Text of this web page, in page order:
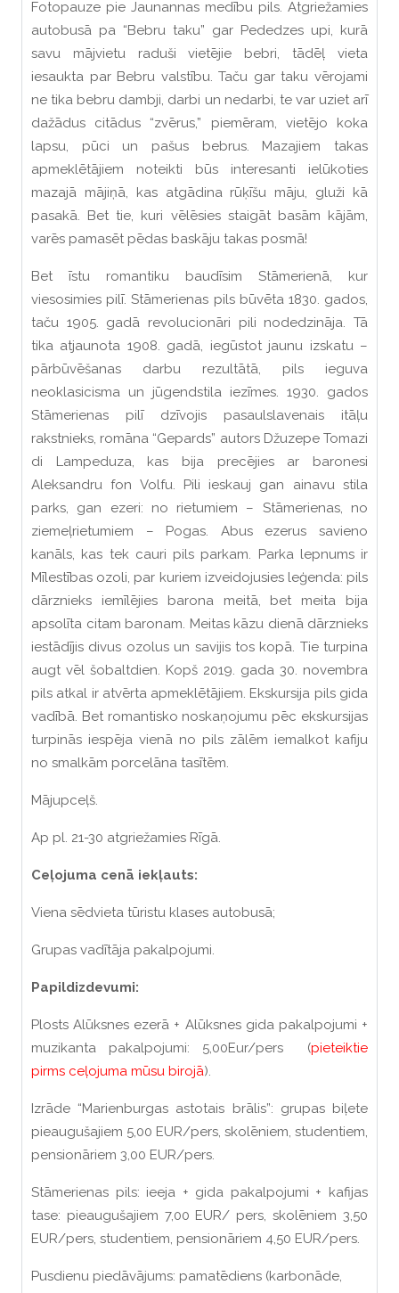
Fotopauze pie Jaunannas medību pils. Atgriežamies
autobusā pa “Bebru taku” gar Pededzes upi, kurā
savu mājvietu raduši vietējie bebri, tādēļ vieta
iesaukta par Bebru valstību. Taču gar taku vērojami
ne tika bebru dambji, darbi un nedarbi, te var uziet arī
dažādus citādus “zvērus,” piemēram, vietējo koka
lapsu, pūci un pašus bebrus. Mazajiem takas
apmeklētājiem noteikti būs interesanti ielūkoties
mazajā mājiņā, kas atgādina rūķīšu māju, gluži kā
pasakā. Bet tie, kuri vēlēsies staigāt basām kājām,
varēs pamasēt pēdas baskāju takas posmā!
Bet īstu romantiku baudīsim Stāmerienā, kur
viesosimies pilī. Stāmerienas pils būvēta 1830. gados,
taču 1905. gadā revolucionāri pili nodedzināja. Tā
tika atjaunota 1908. gadā, iegūstot jaunu izskatu –
pārbūvēšanas darbu rezultātā, pils ieguva
neoklasicisma un jūgendstila iezīmes. 1930. gados
Stāmerienas pilī dzīvojis pasaulslavenais itāļu
rakstnieks, romāna “Gepards” autors Džuzepe Tomazi
di Lampeduza, kas bija precējies ar baronesi
Aleksandru fon Volfu. Pili ieskauj gan ainavu stila
parks, gan ezeri: no rietumiem – Stāmerienas, no
ziemeļrietumiem – Pogas. Abus ezerus savieno
kanāls, kas tek cauri pils parkam. Parka lepnums ir
Mīlestības ozoli, par kuriem izveidojusies leģenda: pils
dārznieks iemīlējies barona meitā, bet meita bija
apsolīta citam baronam. Meitas kāzu dienā dārznieks
iestādījis divus ozolus un savijis tos kopā. Tie turpina
augt vēl šobaltdien. Kopš 2019. gada 30. novembra
pils atkal ir atvērta apmeklētājiem. Ekskursija pils gida
vadībā. Bet romantisko noskaņojumu pēc ekskursijas
turpinās iespēja vienā no pils zālēm iemalkot kafiju
no smalkām porcelāna tasītēm.
Mājupceļš.
Ap pl. 21-30 atgriežamies Rīgā.
Ceļojuma cenā iekļauts:
Viena sēdvieta tūristu klases autobusā;
Grupas vadītāja pakalpojumi.
Papildizdevumi:
Plosts Alūksnes ezerā + Alūksnes gida pakalpojumi +
muzikanta pakalpojumi: 5,00Eur/pers (pieteiktie
pirms ceļojuma mūsu birojā).
Izrāde “Marienburgas astotais brālis”: grupas biļete
pieaugušajiem 5,00 EUR/pers, skolēniem, studentiem,
pensionāriem 3,00 EUR/pers.
Stāmerienas pils: ieeja + gida pakalpojumi + kafijas
tase: pieaugušajiem 7,00 EUR/ pers, skolēniem 3,50
EUR/pers, studentiem, pensionāriem 4,50 EUR/pers.
Pusdienu piedāvājums: pamatēdiens (karbonāde,